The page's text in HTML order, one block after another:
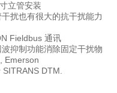
立管安装
扰也有很大的抗干扰能力
Fieldbus 通讯
抑制功能消除固定干扰物
Emerson
DTM.